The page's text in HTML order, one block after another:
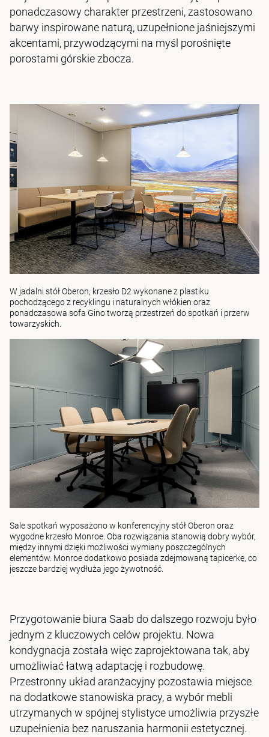
ponadczasowy charakter przestrzeni, zastosowano
barwy inspirowane naturą, uzupełnione jaśniejszymi
akcentami, przywodzącymi na myśl porośnięte
porostami górskie zbocza.
W jadalni stół Oberon, krzesło D2 wykonane z plastiku
pochodzącego z recyklingu i naturalnych włókien oraz
ponadczasowa sofa Ginotworzą przestrzeń do spotkań i przerw
towarzyskich.
Sale spotkań wyposażono w konferencyjny stół Oberon oraz
wygodne krzesło Monroe. Oba rozwiązania stanowią dobry wybór,
między innymi dzięki możliwości wymiany poszczególnych
elementów. Monroe dodatkowo posiada zdejmowaną tapicerkę, co
jeszcze bardziej wydłuża jego żywotność.
Przygotowanie biura Saab do dalszego rozwoju było
jednym z kluczowych celów projektu. Nowa
kondygnacja została więc zaprojektowana tak, aby
umożliwiać łatwą adaptację i rozbudowę.
Przestronny układ aranżacyjny pozostawia miejsce
na dodatkowe stanowiska pracy, a wybór mebli
utrzymanych w spójnej stylistyce umożliwia przyszłe
uzupełnienia bez naruszania harmonii estetycznej.